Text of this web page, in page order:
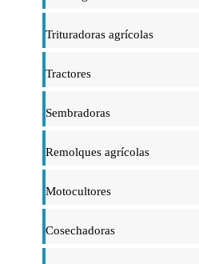
Trituradoras agrícolas
Tractores
Sembradoras
Remolques agrícolas
Motocultores
Cosechadoras